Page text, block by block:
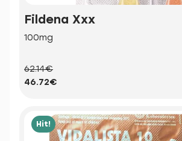
Fildena Xxx
100mg
62.14€
46.72€
Hit!